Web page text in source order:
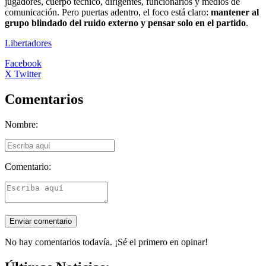
comunicación. Pero puertas adentro, el foco está claro: mantener al
grupo blindado del ruido externo y pensar solo en el partido.
Libertadores
Facebook
X Twitter
Comentarios
Nombre:
Comentario:
No hay comentarios todavía. ¡Sé el primero en opinar!